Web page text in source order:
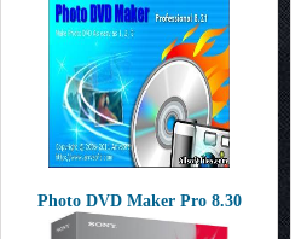
Photo DVD Maker Pro 8.30